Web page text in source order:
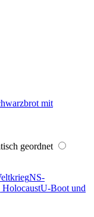
mit
geordnet
NS-
HolocaustU-Boot und